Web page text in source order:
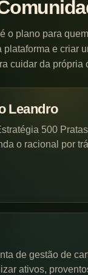
o plano para
plataforma e criar
cuidar da própria
Leandro
500
o racional por
de gestão de
ativos,